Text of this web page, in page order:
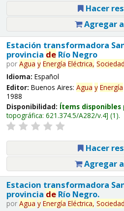
Hacer
Agregar
Estación transformadora
provincia deRío Negro
por Agua y Energía Eléctrica, Sociedad
Idioma: Español
Editor: Buenos Aires: Agua y Energía
1988
Disponibilidad: Ítems
topográfica: 621.374.5/A282/v.4 (1).
Hacer
Agregar
Estacion transformadora
provincia deRío Negro.
por Agua y Energía Eléctrica, Sociedad